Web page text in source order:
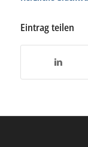
Eintrag teilen